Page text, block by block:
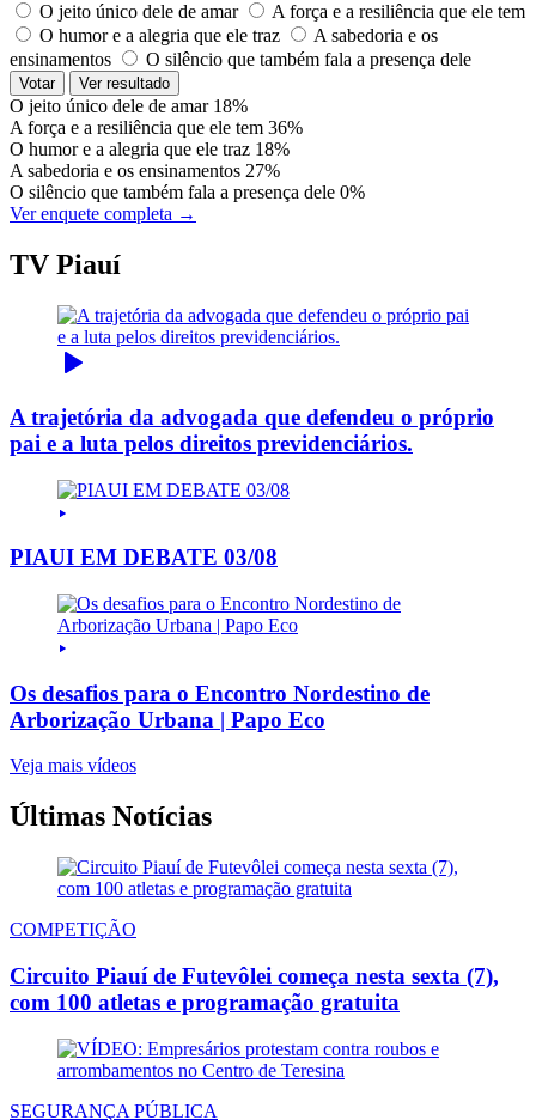
O jeito único dele de amar
A força e a resiliência que ele tem
O humor e a alegria que ele traz
A sabedoria e os
ensinamentos
O silêncio que também fala a presença dele
Votar Ver resultado
O jeito único dele de amar 18%
A força e a resiliência que ele tem 36%
O humor e a alegria que ele traz 18%
A sabedoria e os ensinamentos 27%
O silêncio que também fala a presença dele 0%
Ver enquete completa →
TV Piauí
A trajetória da advogada que defendeu o próprio
pai e a luta pelos direitos previdenciários.
PIAUI EM DEBATE 03/08
Os desafios para o Encontro Nordestino de
Arborização Urbana | Papo Eco
Veja mais vídeos
Últimas Notícias
COMPETIÇÃO
Circuito Piauí de Futevôlei começa nesta sexta (7),
com 100 atletas e programação gratuita
SEGURANÇA PÚBLICA